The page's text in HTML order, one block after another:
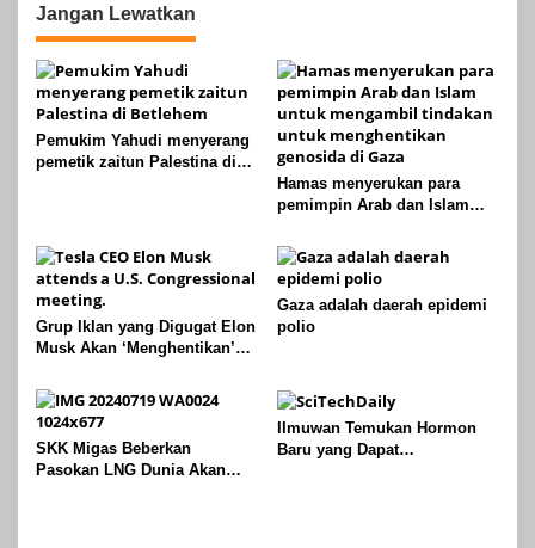
Demi Selamatkan Nyawa
Bocah 7 Tahun
Jangan Lewatkan
Pemukim Yahudi menyerang
pemetik zaitun Palestina di
Hamas menyerukan para
pemimpin Arab dan Islam
untuk menghentikan
genosida di Gaza
Grup Iklan yang Digugat Elon
Musk Akan ‘Menghentikan’
Gaza adalah daerah epidemi
polio
SKK Migas Beberkan
Pasokan LNG Dunia Akan
Ilmuwan Temukan Hormon
Baru yang Dapat